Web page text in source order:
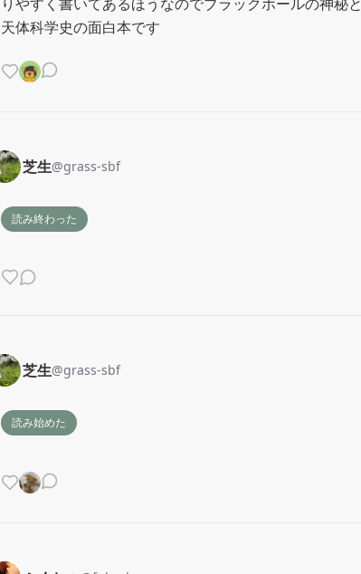
天体科学史の面白本です
芝生@grass-sbf
読み終わった
芝生@grass-sbf
読み始めた